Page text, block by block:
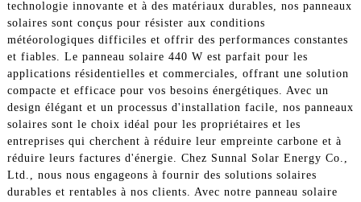
technologie innovante et à des matériaux durables, nos panneaux
solaires sont conçus pour résister aux conditions
météorologiques difficiles et offrir des performances constantes
et fiables. Le panneau solaire 440 W est parfait pour les
applications résidentielles et commerciales, offrant une solution
compacte et efficace pour vos besoins énergétiques. Avec un
design élégant et un processus d'installation facile, nos panneaux
solaires sont le choix idéal pour les propriétaires et les
entreprises qui cherchent à réduire leur empreinte carbone et à
réduire leurs factures d'énergie. Chez Sunnal Solar Energy Co.,
Ltd., nous nous engageons à fournir des solutions solaires
durables et rentables à nos clients. Avec notre panneau solaire